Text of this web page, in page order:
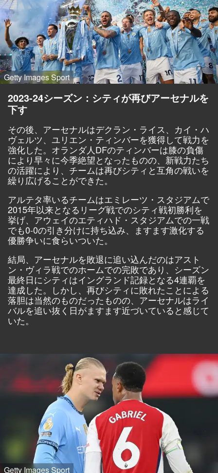
Getty Images Sport
2023-24シーズン：シティが再びアーセナルを
下す
その後、アーセナルはデクラン・ライス、カイ・ハ
ヴェルツ、ユリエン・ティンバーを獲得して戦力を
強化した。オランダ人DFのティンバーは膝の負傷
により早々に今季絶望となったものの、新戦力たち
の活躍により、チームは再びシティと互角の戦いを
繰り広げることができた。
アルテタ率いるチームはエミレーツ・スタジアムで
2015年以来となるリーグ戦でのシティ戦初勝利を
挙げ、アウェイのエティハド・スタジアムでの一戦
でも0-0の引き分けに持ち込み、ますます激化する
優勝争いに食らいついた。
結局、アーセナルを敗退に追い込んだのはアスト
ン・ヴィラ戦でのホームでの完敗であり、シーズン
最終日にシティはイングランド記録となる4連覇を
達成した。しかし、再びシティに敗れたことによる
落胆は当然のものだったものの、アーセナルはライ
バルを追い抜く日がますます近づいていると感じて
いた。
Getty Images Sport